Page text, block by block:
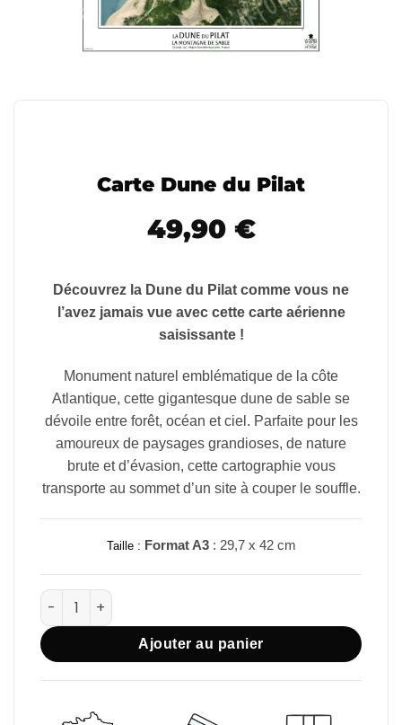
Carte Dune du Pilat
49,90 €
Découvrez la Dune du Pilat comme vous ne
l’avez jamais vue avec cette carte aérienne
saisissante !
Monument naturel emblématique de la côte
Atlantique, cette gigantesque dune de sable se
dévoile entre forêt, océan et ciel. Parfaite pour les
amoureux de paysages grandioses, de nature
brute et d’évasion, cette cartographie vous
transporte au sommet d’un site à couper le souffle.
Taille : Format A3: 29,7 x 42 cm
quantité de Carte Dune du Pilat
Ajouter au panier